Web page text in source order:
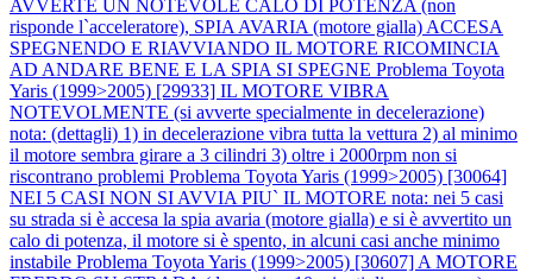
AVVERTE UN NOTEVOLE CALO DI POTENZA (non
risponde l`acceleratore), SPIA AVARIA (motore gialla) ACCESA
SPEGNENDO E RIAVVIANDO IL MOTORE RICOMINCIA
AD ANDARE BENE E LA SPIA SI SPEGNE Problema Toyota
Yaris (1999>2005) [29933] IL MOTORE VIBRA
NOTEVOLMENTE (si avverte specialmente in decelerazione)
nota: (dettagli) 1) in decelerazione vibra tutta la vettura 2) al minimo
il motore sembra girare a 3 cilindri 3) oltre i 2000rpm non si
riscontrano problemi Problema Toyota Yaris (1999>2005) [30064]
NEI 5 CASI NON SI AVVIA PIU` IL MOTORE nota: nei 5 casi
su strada si è accesa la spia avaria (motore gialla) e si è avvertito un
calo di potenza, il motore si è spento, in alcuni casi anche minimo
instabile Problema Toyota Yaris (1999>2005) [30607] A MOTORE